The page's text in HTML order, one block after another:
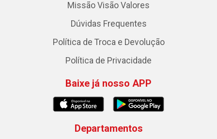
Missão Visão Valores
Dúvidas Frequentes
Política de Troca e Devolução
Política de Privacidade
Baixe já nosso APP
Departamentos